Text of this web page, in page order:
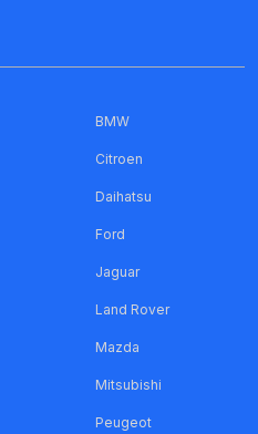
BMW
Citroen
Daihatsu
Ford
Jaguar
Land Rover
Mazda
Mitsubishi
Peugeot